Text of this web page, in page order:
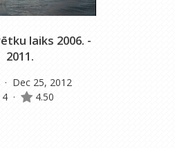
laiks 2006. -
2011.
· Dec 25, 2012
4 · 4.50